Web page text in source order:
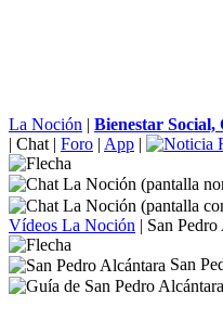
La Noción | Bienestar
| Chat | Foro | App |
Vídeos La Noción | San Pedro
San